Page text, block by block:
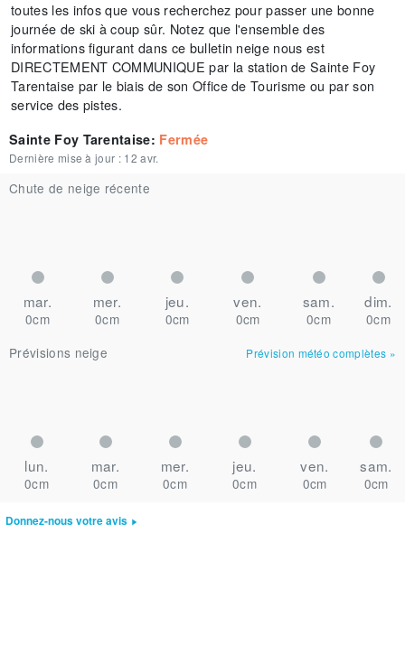
toutes les infos que vous recherchez pour passer une bonne
journée de ski à coup sûr. Notez que l'ensemble des
informations figurant dans ce bulletin neige nous est
DIRECTEMENT COMMUNIQUE par la station de Sainte Foy
Tarentaise par le biais de son Office de Tourisme ou par son
service des pistes.
Sainte Foy Tarentaise: Fermée
Dernière mise à jour : 12 avr.
Chute de neige récente
mar. mer. jeu. ven. sam. dim.
0cm 0cm 0cm 0cm 0cm
0cm
Prévisions neige
Prévision météo complètes »
lun. mar. mer. jeu. ven. sam.
0cm 0cm 0cm 0cm 0cm 0cm
Donnez-nous votre avis